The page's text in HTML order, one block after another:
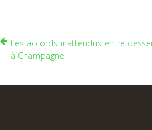
!
Les accords inattendus entre
à Champagne